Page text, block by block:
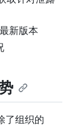
新版本
了组织的